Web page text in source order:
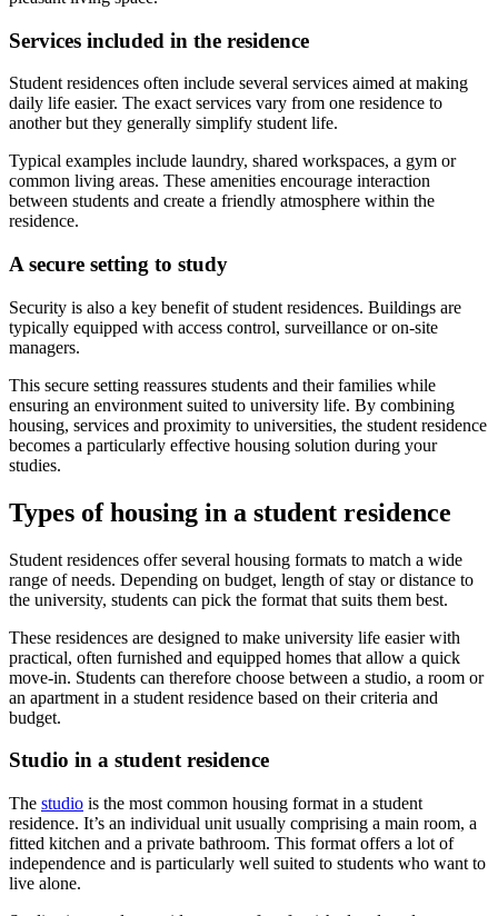
Services included in the residence
Student residences often include several services aimed at making
daily life easier. The exact services vary from one residence to
another but they generally simplify student life.
Typical examples include laundry, shared workspaces, a gym or
common living areas. These amenities encourage interaction
between students and create a friendly atmosphere within the
residence.
A secure setting to study
Security is also a key benefit of student residences. Buildings are
typically equipped with access control, surveillance or on-site
managers.
This secure setting reassures students and their families while
ensuring an environment suited to university life. By combining
housing, services and proximity to universities, the student residence
becomes a particularly effective housing solution during your
studies.
Types of housing in a student residence
Student residences offer several housing formats to match a wide
range of needs. Depending on budget, length of stay or distance to
the university, students can pick the format that suits them best.
These residences are designed to make university life easier with
practical, often furnished and equipped homes that allow a quick
move-in. Students can therefore choose between a studio, a room or
an apartment in a student residence based on their criteria and
budget.
Studio in a student residence
The studio is the most common housing format in a student
residence. It’s an individual unit usually comprising a main room, a
fitted kitchen and a private bathroom. This format offers a lot of
independence and is particularly well suited to students who want to
live alone.